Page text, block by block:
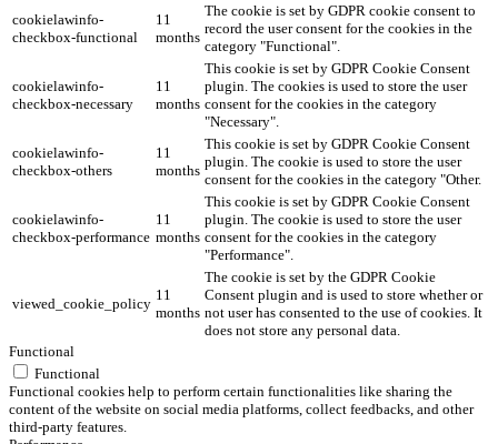
cookielawinfo-
checkbox-functional
11
months
The cookie is set by GDPR cookie consent to
record the user consent for the cookies in the
category "Functional".
cookielawinfo-
checkbox-necessary
11
months
This cookie is set by GDPR Cookie Consent
plugin. The cookies is used to store the user
consent for the cookies in the category
"Necessary".
cookielawinfo-
checkbox-others
11
months
This cookie is set by GDPR Cookie Consent
plugin. The cookie is used to store the user
consent for the cookies in the category "Other.
cookielawinfo-
checkbox-performance
11
months
This cookie is set by GDPR Cookie Consent
plugin. The cookie is used to store the user
consent for the cookies in the category
"Performance".
viewed_cookie_policy
11
months
The cookie is set by the GDPR Cookie
Consent plugin and is used to store whether or
not user has consented to the use of cookies. It
does not store any personal data.
Functional
Functional
Functional cookies help to perform certain functionalities like sharing the
content of the website on social media platforms, collect feedbacks, and other
third-party features.